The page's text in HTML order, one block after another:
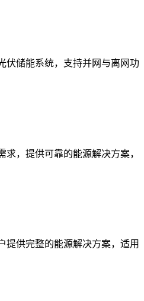
伏储能系统，支持并网与离网功
，提供可靠的能源解决方案，
提供完整的能源解决方案，适用